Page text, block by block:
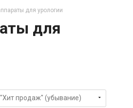
для урологии
для